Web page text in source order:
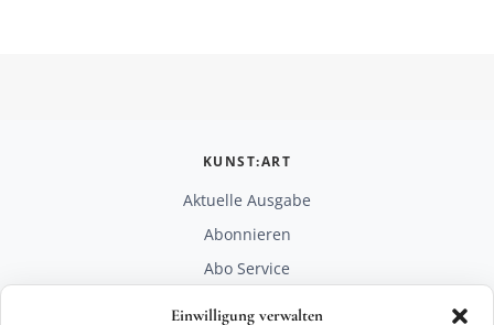
Einwilligung verwalten
KUNST:ART
Aktuelle Ausgabe
Abonnieren
Abo Service